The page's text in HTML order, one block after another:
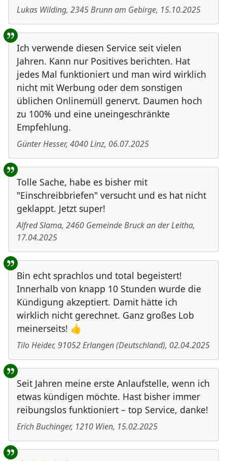
Lukas Wilding, 2345Brunn am Gebirge, 15.10.2025
Ich verwende diesen Service seit vielen
Jahren. Kann nur Positives berichten. Hat
jedes Mal funktioniert und man wird wirklich
nicht mit Werbung oder dem sonstigen
üblichen Onlinemüll genervt. Daumen hoch
zu 100% und eine uneingeschränkte
Empfehlung.
Günter Hesser, 4040Linz, 06.07.2025
Tolle Sache, habe es bisher mit
"Einschreibbriefen" versucht und es hat nicht
geklappt. Jetzt super!
Alfred Slama, 2460 Gemeinde Bruck an der Leitha,
17.04.2025
Bin echt sprachlos und total begeistert!
Innerhalb von knapp 10 Stunden wurde die
Kündigung akzeptiert. Damit hätte ich
wirklich nicht gerechnet. Ganz großes Lob
meinerseits! 👍
Tilo Heider, 91052Erlangen(Deutschland), 02.04.2025
Seit Jahren meine erste Anlaufstelle, wenn ich
etwas kündigen möchte. Hast bisher immer
reibungslos funktioniert – top Service, danke!
Erich Buchinger, 1210 Wien, 15.02.2025